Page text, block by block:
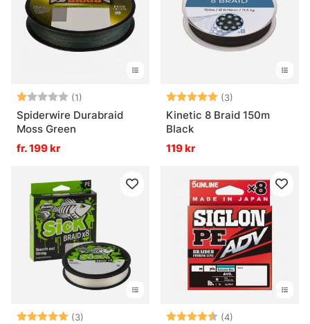
Betyg: (1)
1.0 utav 5 stjärnor
Spiderwire Durabraid
Moss Green
fr. 199 kr
Betyg: (3)
Kinetic 8 Braid 150m
Black
119 kr
Betyg: (3)
5.0 utav 5 stjärnorBetyg: (4)